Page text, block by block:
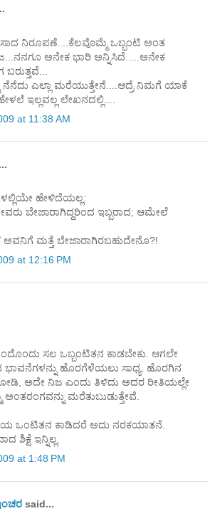
ನಿರೂಪಣೆ....ಕೆಲವೊಮ್ಮೆ ಒಬ್ಬಂಟಿ ಅಂತ
ಅನೇಕ ಭಾರಿ ಅನ್ನಿಸಿದೆ.....ಅನೇಕ
ನೆನೆದು ಎಲ್ಲಾ ಮರೆಯುತ್ತೇನೆ....ಆದ್ರೆ ನಿಮಗೆ ಯಾಕೆ
ಇಲ್ಲವಲ್ಲ ಲೇಖನದಲ್ಲಿ....
at 11:38 AM
ಹೇಳಿದೆಯಲ್ಲ:
ಬೇಜಾರಾಗಿದ್ದರಿಂದ ಇಬ್ಬರಾದ; ಆಮೇಲೆ
ಮತ್ತೆ ಬೇಜಾರಾಗಿರಬಹುದೇನೊ?!
at 12:16 PM
ಸಲ ಒಬ್ಬಂಟಿತನ ಕಾಡಬೇಕು. ಆಗಲೇ
ಭಾವನೆಗಳನ್ನು ಹೊರಗೆಳೆಯಲು ಸಾಧ್ಯ. ಹೊರಗಿನ
ಅದೇ ನಿಜ ಎಂದು ತಿಳಿದು ಅದರ ರೀತಿಯಲ್ಲೇ
ಮರೆತುಬುಡುತ್ತೇವೆ.
ಒಂಟಿತನ ಕಾಡಿದರೆ ಅದು ನರಕಯಾತನೆ.
ಶಿಕ್ಷೆ ಇನ್ನಿಲ್ಲ.
at 1:48 PM
said...